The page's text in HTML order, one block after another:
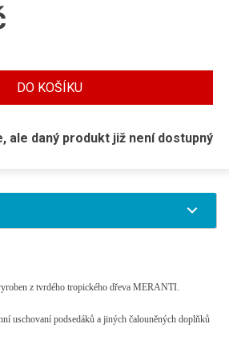
DO KOŠÍKU
ale daný produkt již není dostupný
z tvrdého tropického dřeva MERANTI.
uschovaní podsedáků a jiných čalouněných doplňků